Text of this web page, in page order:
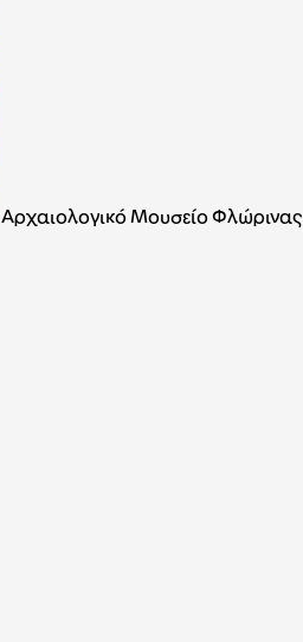
Αρχαιολογικό Μουσείο Φλώρινας